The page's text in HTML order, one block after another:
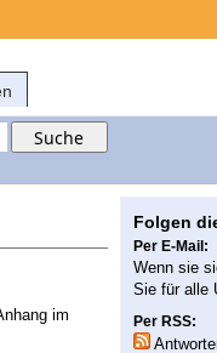
im
Folgen
Per E-Mail:
Wenn sie
Sie für alle
Per RSS: